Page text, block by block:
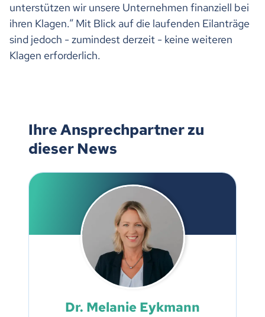
unterstützen wir unsere Unternehmen finanziell bei
ihren Klagen.“ Mit Blick auf die laufenden Eilanträge
sind jedoch - zumindest derzeit - keine weiteren
Klagen erforderlich.
Ihre Ansprechpartner zu
dieser News
Dr. Melanie Eykmann